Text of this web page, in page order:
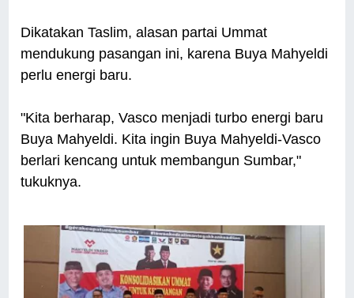
Dikatakan Taslim, alasan partai Ummat
mendukung pasangan ini, karena Buya Mahyeldi
perlu energi baru.
"Kita berharap, Vasco menjadi turbo energi baru
Buya Mahyeldi. Kita ingin Buya Mahyeldi-Vasco
berlari kencang untuk membangun Sumbar,"
tukuknya.